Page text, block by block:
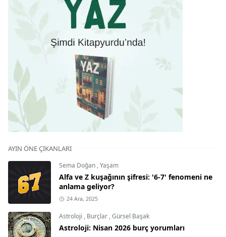
AYIN ÖNE ÇIKANLARI
Sema Doğan ,Yaşam
Alfa ve Z kuşağının şifresi: '6-7' fenomeni ne
anlama geliyor?
24 Ara, 2025
Astroloji , Burçlar ,Gürsel Başak
Astroloji: Nisan 2026 burç yorumları